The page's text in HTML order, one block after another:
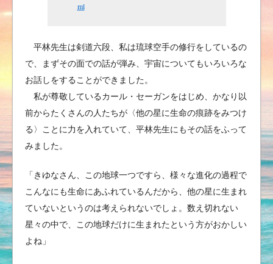
ml
平林先生は剣道六段、私は琉球空手の修行をしているの
で、まずその面での話が弾み、宇宙についてもいろいろな
お話しをすることができました。
私が尊敬しているカール・セーガンをはじめ、かなり以
前からたくさんの人たちが〈他の星に生命の痕跡をみつけ
る〉ことに力を入れていて、平林先生にもその話をふって
みました。
「きゆなさん、この地球一つですら、様々な進化の過程で
こんなにも生命にあふれているんだから、他の星に生まれ
ていないというのは考えられないでしょ。数え切れない
星々の中で、この地球だけに生まれたという方がおかしい
よね」